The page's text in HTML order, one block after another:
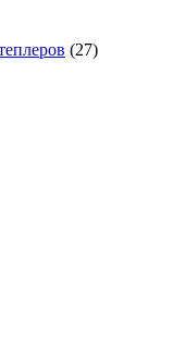
(27)